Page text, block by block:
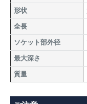
形状
全長
ソケット部外径
最大深さ
質量